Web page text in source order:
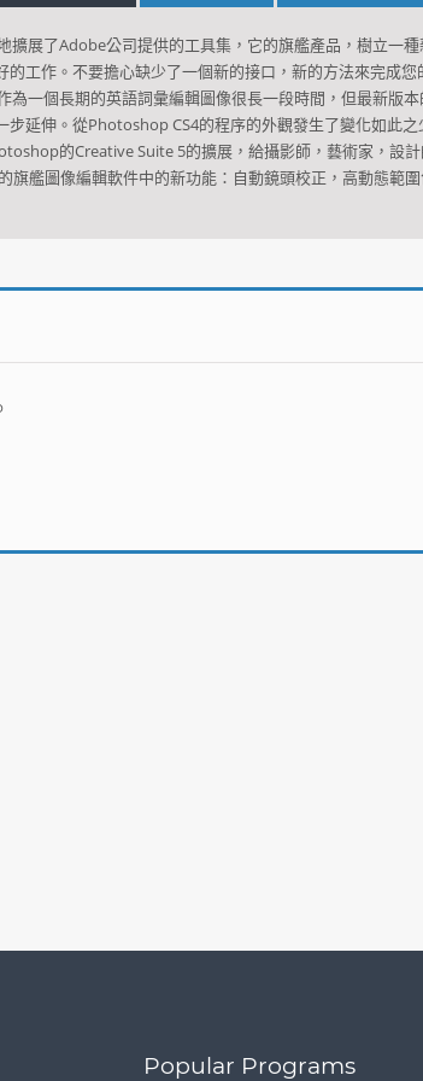
擴展了Adobe公司提供的工具集，它的旗艦產品，樹立一
的工作。不要擔心缺少了一個新的接口，新的方法來完成
為一個長期的英語詞彙編輯圖像很長一段時間，但最新版
步延伸。從PhotoshopCS4的程序的外觀發生了變化如此
的Creative Suite 5的擴展，給攝影師，藝術家，設
旗艦圖像編輯軟件中的新功能：自動鏡頭校正，高動態範
Popular Programs